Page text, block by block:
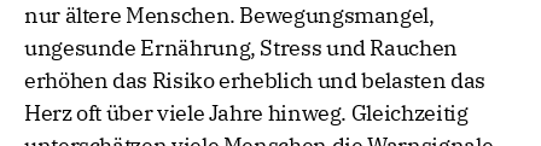
nur ältere Menschen. Bewegungsmangel,
ungesunde Ernährung, Stress und Rauchen
erhöhen das Risiko erheblich und belasten das
Herz oft über viele Jahre hinweg. Gleichzeitig